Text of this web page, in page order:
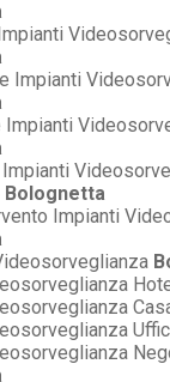
Impianti
Impianti
Bolognetta
Impianti